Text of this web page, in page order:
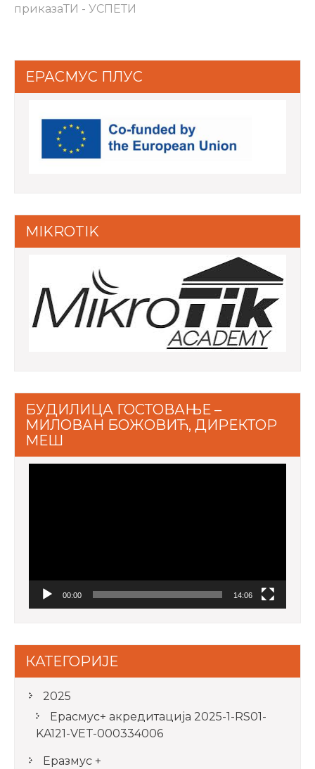
приказаТИ - УСПЕТИ
ЕРАСМУС ПЛУС
MIKROTIK
БУДИЛИЦА ГОСТОВАЊЕ –
МИЛОВАН БОЖОВИЋ, ДИРЕКТОР
МЕШ
00:00 14:06
КАТЕГОРИЈЕ
2025
Ерасмус+ акредитацијa 2025-1-RS01-
KA121-VET-000334006
Еразмус +